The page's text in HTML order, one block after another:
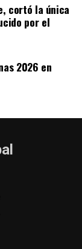
cortó la única
por el
2026 en